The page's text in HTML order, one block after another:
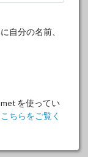
自分の名前、
を使ってい
ちらをご覧く